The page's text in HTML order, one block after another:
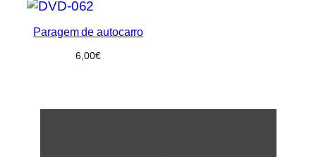
Paragem de autocarro
6,00€